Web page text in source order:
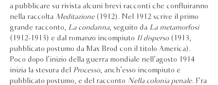
a pubblicare su rivista alcuni brevi racconti che confluiranno
nella raccolta Meditazione(1912). Nel 1912 scrive il primo
grande racconto, La condanna, seguito da La metamorfosi
(1912-1913) e dal romanzo incompiuto Il disperso (1913,
pubblicato postumo da Max Brod con il titolo America).
Poco dopo l’inizio della guerra mondiale nell’agosto 1914
inizia la stesura del
Processo, anch’esso incompiuto e
pubblicato postumo, e del racconto Nella colonia penale. Fra